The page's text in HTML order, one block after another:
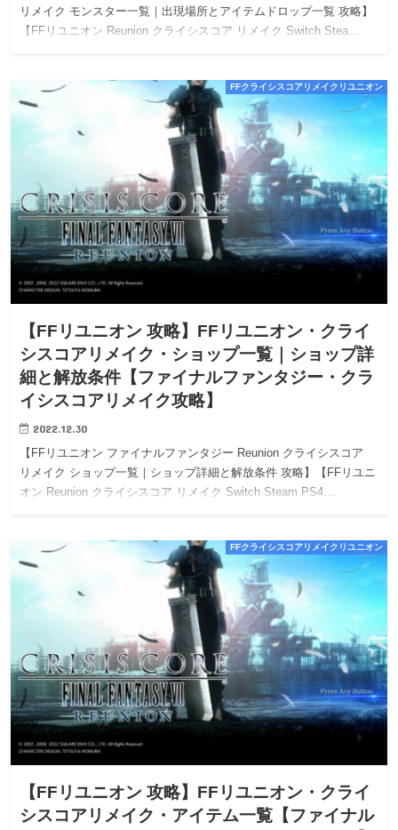
リメイク モンスター一覧｜出現場所とアイテムドロップ一覧 攻略】
【FFリユニオン Reunion クライシスコア リメイク Switch Stea…
FFクライシスコアリメイクリユニオン
【FFリユニオン 攻略】FFリユニオン・クライ
シスコアリメイク・ショップ一覧｜ショップ詳
細と解放条件【ファイナルファンタジー・クラ
イシスコアリメイク攻略】
2022.12.30
【FFリユニオン ファイナルファンタジー Reunion クライシスコア
リメイク ショップ一覧｜ショップ詳細と解放条件 攻略】【FFリユニ
オン Reunion クライシスコア リメイク Switch Steam PS4…
FFクライシスコアリメイクリユニオン
【FFリユニオン 攻略】FFリユニオン・クライ
シスコアリメイク・アイテム一覧【ファイナル